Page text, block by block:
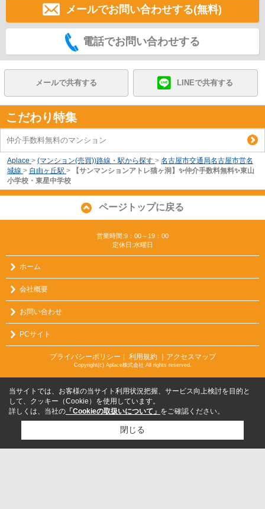
メールでお問い合わせする(無料)
電話でお問い合わせする
メールで共有する LINEで共有する
こだわり特集
仲介手数料無料のマンション
Aplace > (マンション(売買))路線・駅から探す > 名古屋市交通局名古屋市営名
城線 > 自由ヶ丘駅 >
【サンマンションアトレ猫ヶ洞】✨️仲介手数料無料✨️東山
小学校・東星中学校
ページトップに戻る
営業時間:9：00～19：00
定休日:水曜日
ホーム
会社概要
お問い合わせ
PCサイト
プライバシーポリシー ｜ 利用規約 ｜アクセスマップ
Copyright(c) Aplace株式会社 All rights reserved.
当サイトでは、お客様の当サイト利用状況把握、サービス向上検討を目的と
して、クッキー（Cookie）を使用しています。
詳しくは、当社の 「Cookieの取扱いについて」 をご確認ください。
閉じる